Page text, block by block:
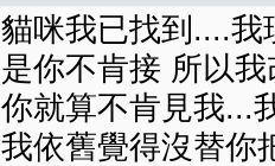
貓咪我已找到....我
是你不肯接 所以
你就算不肯見我...
我依舊覺得沒替你